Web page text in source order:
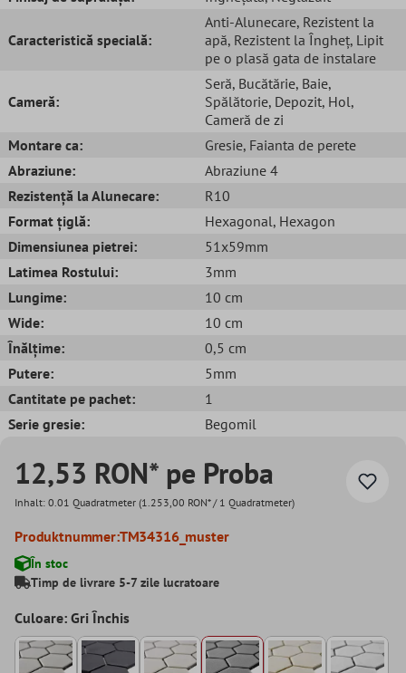
Caracteristică specială:
Anti-Alunecare, Rezistent la
apă, Rezistent la Îngheț, Lipit
pe o plasă gata de instalare
Cameră:
Seră, Bucătărie, Baie,
Spălătorie, Depozit, Hol,
Cameră de zi
Montare ca:
Gresie, Faianta de perete
Abraziune:
Abraziune 4
Rezistență la Alunecare:
R10
Format țiglă:
Hexagonal, Hexagon
Dimensiunea pietrei:
51x59mm
Latimea Rostului:
3mm
Lungime:
10 cm
Wide:
10 cm
Înălțime:
0,5 cm
Putere:
5mm
Cantitate pe pachet:
1
Serie gresie:
Begomil
12,53 RON* pe Proba
Inhalt: 0.01 Quadratmeter (1.253,00 RON* / 1 Quadratmeter)
Produktnummer:TM34316_muster
În stoc
Timp de livrare 5-7 zile lucratoare
Culoare: Gri Închis